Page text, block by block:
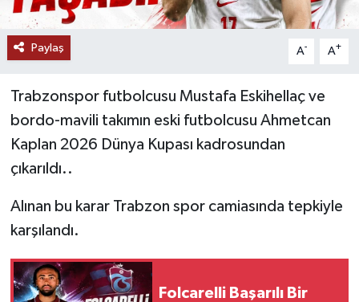
Paylaş A- A+
Trabzonspor futbolcusu Mustafa Eskihellaç ve
bordo-mavili takımın eski futbolcusu Ahmetcan
Kaplan 2026 Dünya Kupası kadrosundan
çıkarıldı..
Alınan bu karar Trabzon spor camiasında tepkiyle
karşılandı.
Folcarelli Başarılı Bir